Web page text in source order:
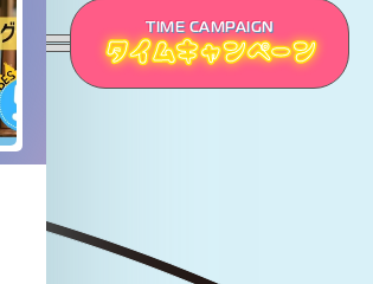
シェアサービスTIME CAMPAIGN
タイムキャンペーン
タイムキャンペーン
タイムキャンペーン